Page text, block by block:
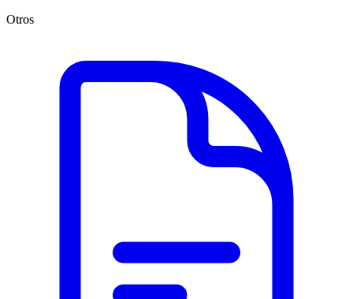
Otros